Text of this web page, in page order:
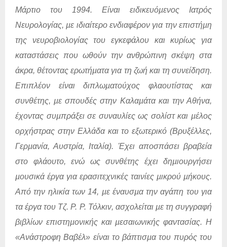
Μάρτιο του 1994. Είναι ειδικευόµενος Ιατρός
Νευρολογίας, µε ιδιαίτερο ενδιαφέρον για την επιστήµη
της νευροβιολογίας του εγκεφάλου και κυρίως για
καταστάσεις που ωθούν την ανθρώπινη σκέψη στα
άκρα, θέτοντας ερωτήµατα για τη ζωή και τη συνείδηση.
Επιπλέον είναι διπλωµατούχος φλαουτίστας και
συνθέτης, µε σπουδές στην Καλαµάτα και την Αθήνα,
έχοντας συµπράξει σε συναυλίες ως σολίστ και µέλος
ορχήστρας στην Ελλάδα και το εξωτερικό (Βρυξέλλες,
Γερµανία, Αυστρία, Ιταλία). Έχει αποσπάσει βραβεία
στο φλάουτο, ενώ ως συνθέτης έχει δηµιουργήσει
µουσικά έργα για ερασιτεχνικές ταινίες µικρού µήκους.
Από την ηλικία των 14, µε έναυσµα την αγάπη του για
τα έργα του Τζ. Ρ. Ρ. Τόλκιν, ασχολείται µε τη συγγραφή
βιβλίων επιστηµονικής και µεσαιωνικής φαντασίας. Η
«Ανάστροφη Βαβέλ» είναι το βάπτισµα του πυρός του